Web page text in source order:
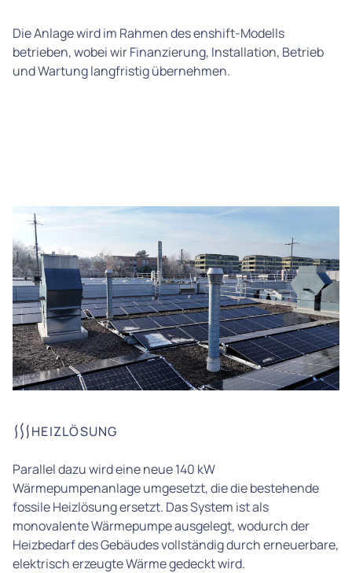
Die Anlage wird im Rahmen des enshift-Modells
betrieben, wobei wir Finanzierung, Installation, Betrieb
und Wartung langfristig übernehmen.
HEIZLÖSUNG
Parallel dazu wird eine neue 140 kW
Wärmepumpenanlage umgesetzt, die die bestehende
fossile Heizlösung ersetzt. Das System ist als
monovalente Wärmepumpe ausgelegt, wodurch der
Heizbedarf des Gebäudes vollständig durch erneuerbare,
elektrisch erzeugte Wärme gedeckt wird.